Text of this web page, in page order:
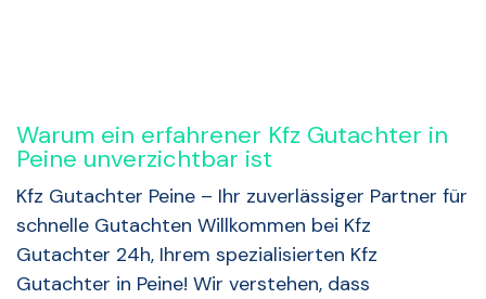
Warum ein erfahrener Kfz Gutachter in
Peine unverzichtbar ist
Kfz Gutachter Peine – Ihr zuverlässiger Partner für
schnelle Gutachten Willkommen bei Kfz
Gutachter 24h, Ihrem spezialisierten Kfz
Gutachter in Peine! Wir verstehen, dass